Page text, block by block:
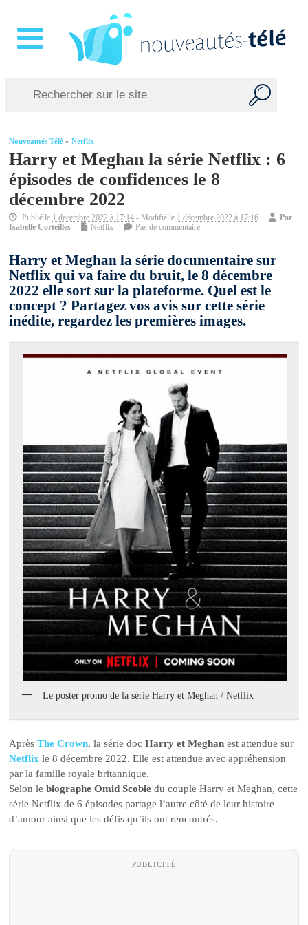
Nouveautés Télé »Netflix
Harry et Meghan la série Netflix : 6
épisodes de confidences le 8
décembre 2022
Publié le 1 décembre 2022 à 17:14 - Modifié le 1 décembre 2022 à 17:16
Par
Isabelle Corteilles
Netflix Pas de commentaire
Harry et Meghan la série documentaire sur
Netflix qui va faire du bruit, le 8 décembre
2022 elle sort sur la plateforme. Quel est le
concept ? Partagez vos avis sur cette série
inédite, regardez les premières images.
Le poster promo de la série Harry et Meghan / Netflix
AprèsThe Crown, la série docHarry et Meghan est attendue sur
Netflix le 8 décembre 2022. Elle est attendue avec appréhension
par la famille royale britannique.
Selon lebiographe Omid Scobie du couple Harry et Meghan, cette
série Netflix de 6 épisodes partage l’autre côté de leur histoire
d’amour ainsi que les défis qu’ils ont rencontrés.
PUBLICITÉ